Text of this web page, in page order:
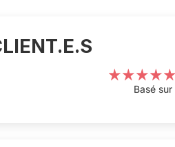
Basé